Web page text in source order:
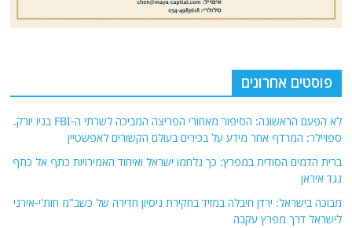
פוסטים אחרונים
לא הפעם הראשונה: הסיפור מאחורי הפריצה המביכה לשרתי ה-FBI בניו יורק.
ספויילר: המרדף אחר מידע על בכירים בעולם הקשורים לאפשטיין
ברית הדמים הסודית במפרץ: כך נלחמו ישראל ואיחוד האמירויות כתף אל כתף
נגד איראן
מבוכה בישראל: ירדן חיבלה במזיד בחקירת ניסיון חדירה של כשב"מ חות'י-אירני
לישראל דרך מפרץ עקבה